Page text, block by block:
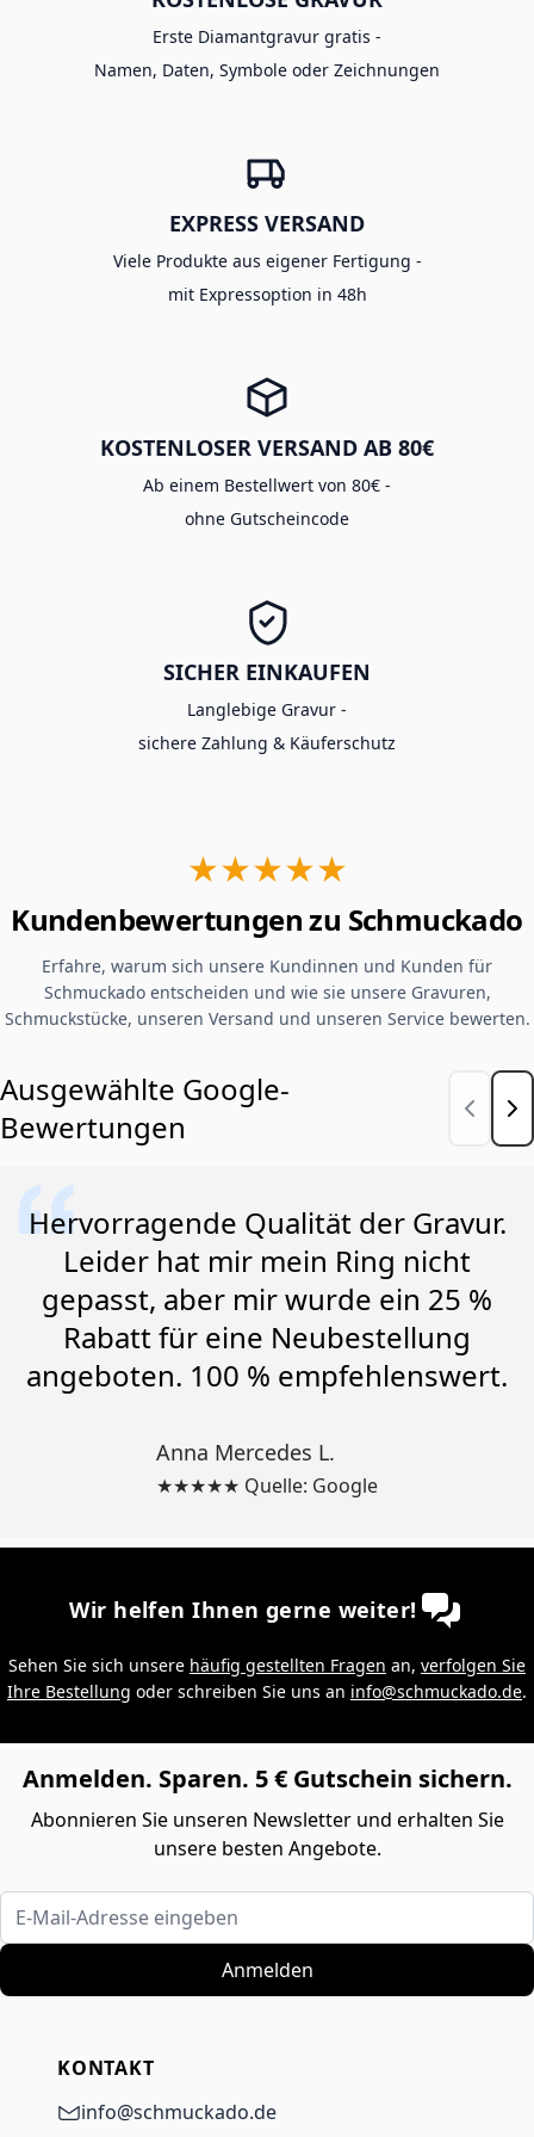
Erste Diamantgravur gratis -
Namen, Daten, Symbole oder Zeichnungen
EXPRESS VERSAND
Viele Produkte aus eigener Fertigung -
mit Expressoption in 48h
KOSTENLOSER VERSAND AB 80€
Ab einem Bestellwert von 80€ -
ohne Gutscheincode
SICHER EINKAUFEN
Langlebige Gravur -
sichere Zahlung & Käuferschutz
★★★★★
Kundenbewertungen zu Schmuckado
Erfahre, warum sich unsere Kundinnen und Kunden für
Schmuckado entscheiden und wie sie unsere Gravuren,
Schmuckstücke, unseren Versand und unseren Service bewerten.
Ausgewählte Google-
Bewertungen
Hervorragende Qualität der Gravur.
Leider hat mir mein Ring nicht
gepasst, aber mir wurde ein 25 %
Rabatt für eine Neubestellung
angeboten. 100 % empfehlenswert.
Anna Mercedes L.
★★★★★ Quelle: Google
Wir helfen Ihnen gerne weiter!
Sehen Sie sich unsere häufig gestellten Fragen an, verfolgen Sie
Ihre Bestellung oder schreiben Sie uns an info@schmuckado.de.
Anmelden. Sparen. 5 € Gutschein sichern.
Abonnieren Sie unseren Newsletter und erhalten Sie
unsere besten Angebote.
E-Mail-Adresse eingeben
Anmelden
KONTAKT
info@schmuckado.de